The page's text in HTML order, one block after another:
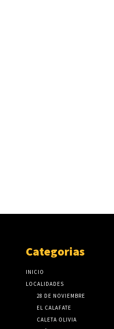
Categorias
INICIO
LOCALIDADES
28 DE NOVIEMBRE
EL CALAFATE
CALETA OLIVIA